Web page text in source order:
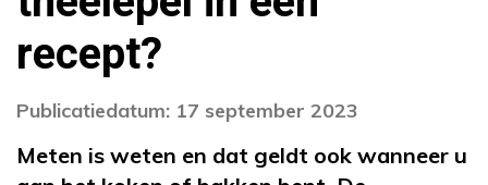
recept?
Publicatiedatum: 17 september 2023
Meten is weten en dat geldt ook wanneer u